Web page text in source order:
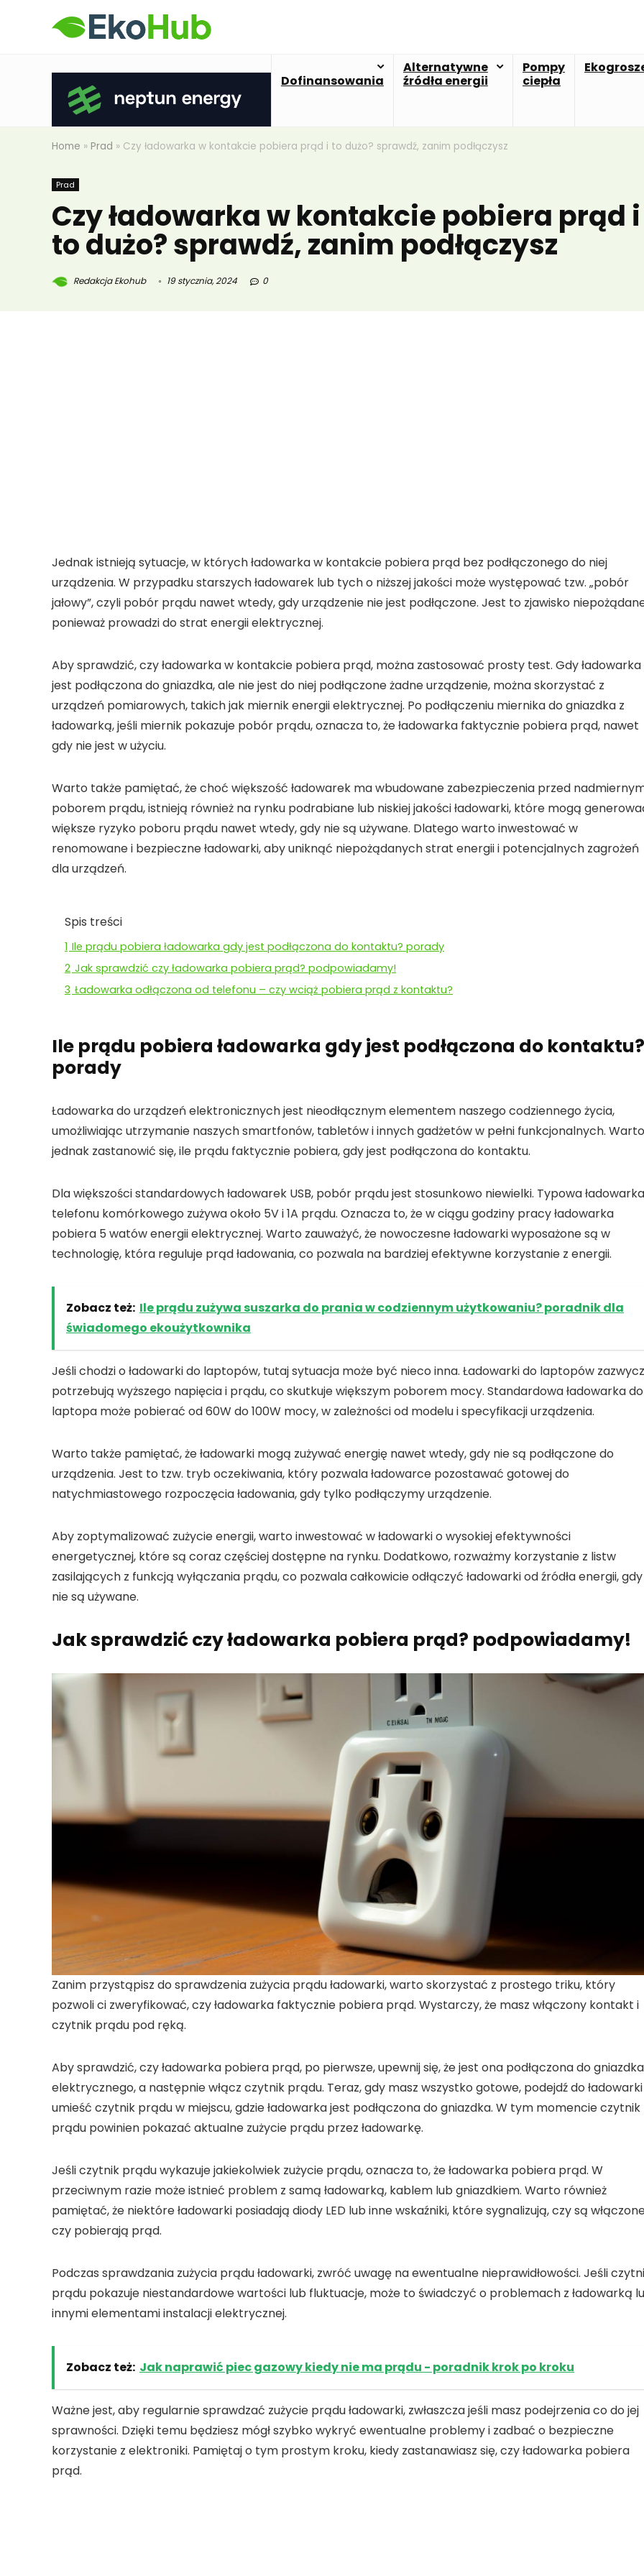
Dofinansowania
Alternatywne
źródła energii
Pompy
ciepła
Home » Prad » Czy ładowarka w kontakcie pobiera prąd i to dużo? sprawdź, zanim podłączysz
Prad
Czy ładowarka w kontakcie pobiera prąd i
to dużo? sprawdź, zanim podłączysz
Redakcja Ekohub 19 stycznia, 2024 0
Jednak istnieją sytuacje, w którychładowarka w kontakcie pobiera prąd bez podłączonego do niej
urządzenia. W przypadku starszych ładowarek lub tych o niższej jakości może występować tzw. „pobór
jałowy”, czyli pobór prądu nawet wtedy, gdy urządzenie nie jest podłączone. Jest to zjawisko
ponieważ prowadzi do strat energii elektrycznej.
Aby sprawdzić, czyładowarka w kontakcie pobiera prąd, można zastosować prosty test. Gdy ładowarka
jest podłączona do gniazdka, ale nie jest do niej podłączone żadne urządzenie, można skorzystać z
urządzeń pomiarowych, takich jak miernik energii elektrycznej. Po podłączeniu miernika do gniazdka z
ładowarką, jeśli miernik pokazuje pobór prądu, oznacza to, że ładowarka faktycznie pobiera prąd, nawet
gdy nie jest w użyciu.
Warto także pamiętać, że choć większość ładowarek ma wbudowane zabezpieczenia przed
poborem prądu, istnieją również na rynku podrabiane lub niskiej jakości ładowarki, które mogą
większe ryzyko poboru prądu nawet wtedy, gdy nie są używane. Dlatego warto inwestować w
renomowane i bezpieczne ładowarki, aby uniknąć niepożądanych strat energii i potencjalnych zagrożeń
dla urządzeń.
Spis treści
1 Ile prądu pobiera ładowarka gdy jest podłączona do kontaktu? porady
2 Jak sprawdzić czy ładowarka pobiera prąd? podpowiadamy!
3 Ładowarka odłączona od telefonu – czy wciąż pobiera prąd z kontaktu?
Ile prądu pobiera ładowarka gdy jest podłączona do kontaktu?
porady
Ładowarka do urządzeń elektronicznychjest nieodłącznym elementem naszego codziennego życia,
umożliwiając utrzymanie naszych smartfonów, tabletów i innych gadżetów w pełni funkcjonalnych. Warto
jednak zastanowić się, ile prądu faktycznie pobiera, gdy jest podłączona do kontaktu.
Dla większości standardowych ładowarek USB, pobór prądu jest stosunkowo niewielki. Typowa ładowarka
telefonu komórkowego zużywa około 5Vi1A prądu. Oznacza to, że w ciągu godziny pracy ładowarka
pobiera 5 watówenergii elektrycznej. Warto zauważyć, że nowoczesne ładowarki wyposażone są w
technologię, która reguluje prąd ładowania, co pozwala na bardziej efektywne korzystanie z energii.
Zobacz też: Ile prądu zużywa suszarka do prania w codziennym użytkowaniu? poradnik dla
świadomego ekoużytkownika
Jeśli chodzi o ładowarki do laptopów, tutaj sytuacja może być nieco inna. Ładowarki do laptopów
potrzebują wyższego napięcia i prądu, co skutkuje większym poborem mocy. Standardowa ładowarka do
laptopa może pobierać od60W do 100W mocy, w zależności od modelu i specyfikacji urządzenia.
Warto także pamiętać, że ładowarki mogą zużywać energię nawet wtedy, gdy nie są podłączone do
urządzenia. Jest to tzw. tryb oczekiwania, który pozwala ładowarce pozostawać gotowej do
natychmiastowego rozpoczęcia ładowania, gdy tylko podłączymy urządzenie.
Aby zoptymalizować zużycie energii, warto inwestować w ładowarki o wysokiej efektywności
energetycznej, które są coraz częściej dostępne na rynku. Dodatkowo, rozważmy korzystanie z listw
zasilających z funkcją wyłączania prądu, co pozwala całkowicie odłączyć ładowarki od źródła energii, gdy
nie są używane.
Jak sprawdzić czy ładowarka pobiera prąd? podpowiadamy!
Zanim przystąpisz do sprawdzenia zużycia prądu ładowarki, warto skorzystać z prostego triku, który
pozwoli ci zweryfikować, czy ładowarka faktycznie pobiera prąd. Wystarczy, że masz włączony kontakt i
czytnik prądu pod ręką.
Aby sprawdzić, czyładowarka pobiera prąd, po pierwsze, upewnij się, że jest ona podłączona do gniazdka
elektrycznego, a następnie włącz czytnik prądu. Teraz, gdy masz wszystko gotowe, podejdź do
umieść czytnik prąduw miejscu, gdzie ładowarka jest podłączona do gniazdka. W tym momencieczytnik
prądu powinien pokazać aktualne zużycie prądu przez ładowarkę.
Jeśliczytnik prąduwykazuje jakiekolwiek zużycie prądu, oznacza to, żeładowarka pobiera prąd. W
przeciwnym razie może istnieć problem z samą ładowarką, kablem lub gniazdkiem. Warto również
pamiętać, że niektóre ładowarki posiadają diody LED lub inne wskaźniki, które sygnalizują, czy są
czy pobierają prąd.
Podczas sprawdzania zużycia prądu ładowarki, zwróć uwagę na ewentualne nieprawidłowości. Jeśli
prądu pokazuje niestandardowe wartości lub fluktuacje, może to świadczyć o problemach z ładowarką
innymi elementami instalacji elektrycznej.
Zobacz też: Jak naprawić piec gazowy kiedy nie ma prądu - poradnik krok po kroku
Ważne jest, aby regularniesprawdzać zużycie prądu ładowarki, zwłaszcza jeśli masz podejrzenia co do jej
sprawności. Dzięki temu będziesz mógł szybko wykryć ewentualne problemy i zadbać o bezpieczne
korzystanie z elektroniki. Pamiętaj o tym prostym kroku, kiedy zastanawiasz się, czyładowarka pobiera
prąd.